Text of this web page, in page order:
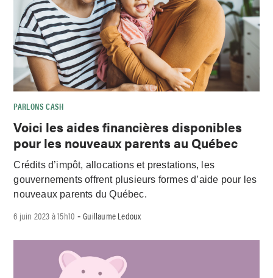
PARLONS CASH
Voici les aides financières disponibles
pour les nouveaux parents au Québec
Crédits d’impôt, allocations et prestations, les
gouvernements offrent plusieurs formes d’aide pour les
nouveaux parents du Québec.
6 juin 2023 à 15h10 -Guillaume Ledoux